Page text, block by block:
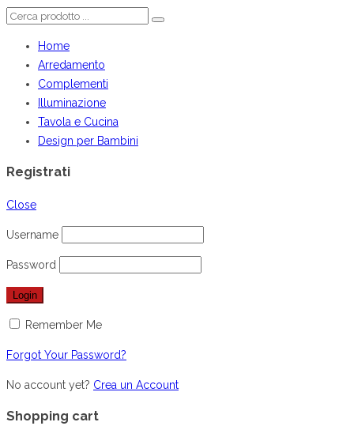
Home
Arredamento
Complementi
Illuminazione
Tavola e Cucina
Design per Bambini
Registrati
Close
Username
Password
Remember Me
Forgot Your Password?
No account yet? Crea un Account
Shopping cart